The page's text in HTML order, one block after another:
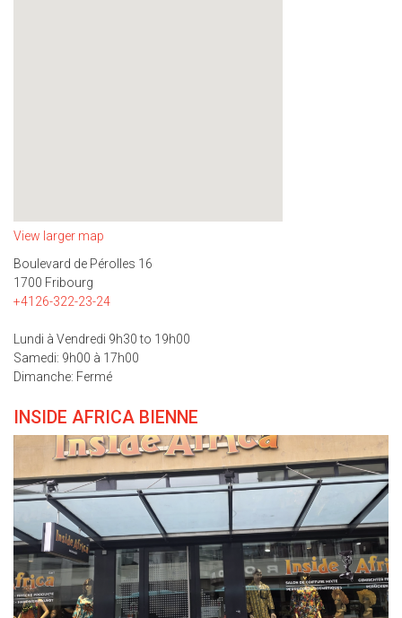
View larger map
Boulevard de Pérolles 16
1700 Fribourg
+4126-322-23-24
Lundi à Vendredi 9h30 to 19h00
Samedi: 9h00 à 17h00
Dimanche: Fermé
INSIDE AFRICA BIENNE